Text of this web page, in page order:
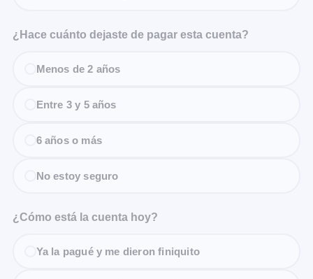
¿Hace cuánto dejaste de pagar esta cuenta?
Menos de 2 años
Entre 3 y 5 años
6 años o más
No estoy seguro
¿Cómo está la cuenta hoy?
Ya la pagué y me dieron finiquito